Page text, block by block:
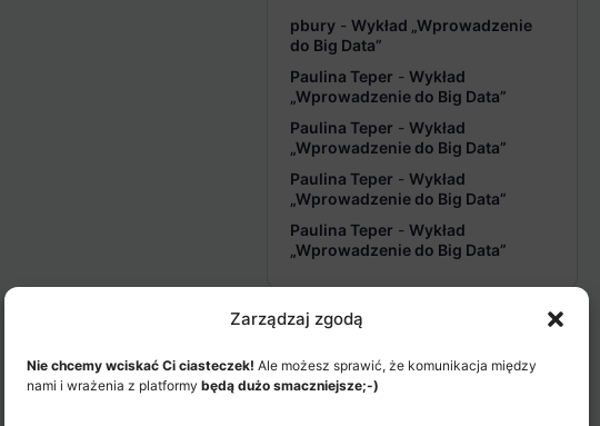
Zarządzaj zgodą
Nie chcemy wciskać Ci ciasteczek! Ale możesz sprawić, że komunikacja między
nami i wrażenia z platformy będą dużo smaczniejsze;-)
pbury - Wykład „Wprowadzenie
do Big Data”
Paulina Teper - Wykład
„Wprowadzenie do Big Data”
Paulina Teper - Wykład
„Wprowadzenie do Big Data”
Paulina Teper - Wykład
„Wprowadzenie do Big Data”
Paulina Teper - Wykład
„Wprowadzenie do Big Data”